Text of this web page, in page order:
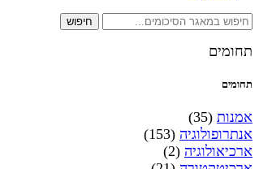
חיפוש
תחומים
תחומים
אמנות (35)
אנתרופולוגיה (153)
ארכיאולוגיה (2)